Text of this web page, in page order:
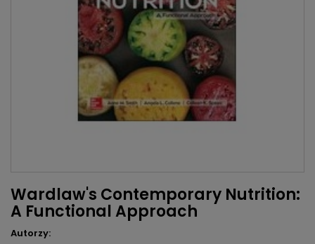
Wardlaw's Contemporary Nutrition:
A Functional Approach
Autorzy: